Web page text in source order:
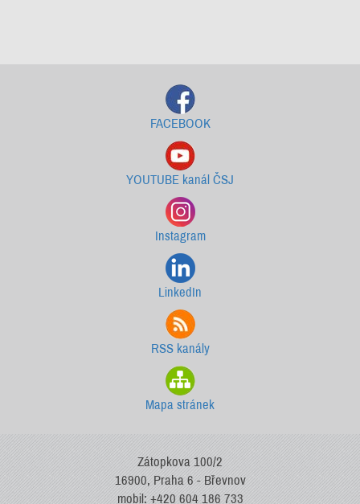
FACEBOOK
YOUTUBE kanál ČSJ
Instagram
LinkedIn
RSS kanály
Mapa stránek
Zátopkova 100/2
16900, Praha 6 - Břevnov
mobil: +420 604 186 733